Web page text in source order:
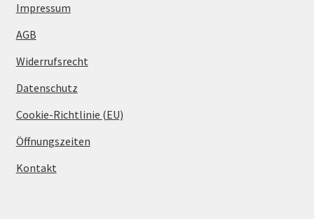
Impressum
AGB
Widerrufsrecht
Datenschutz
Cookie-Richtlinie (EU)
Öffnungszeiten
Kontakt